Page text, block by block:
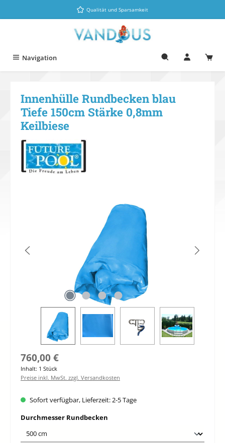
Zum Hauptinhalt springenQualität und Sparsamkeit
Navigation
Innenhülle Rundbecken blau
Tiefe 150cm Stärke 0,8mm
Keilbiese
Regulärer Preis:
760,00 €
Inhalt: 1 Stück
Preise inkl. MwSt. zzgl. Versandkosten
Sofort verfügbar, Lieferzeit: 2-5 Tage
Durchmesser Rundbecken